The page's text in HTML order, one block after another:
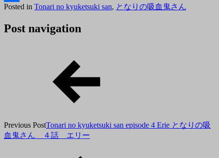
共
有
Posted
2018
年
Posted in Tonari no kyuketsuki san, となりの吸血鬼さん
Post navigation
Previous PostTonari no kyuketsuki san episode 4 Erie となりの吸
血鬼さん ４話 エリー